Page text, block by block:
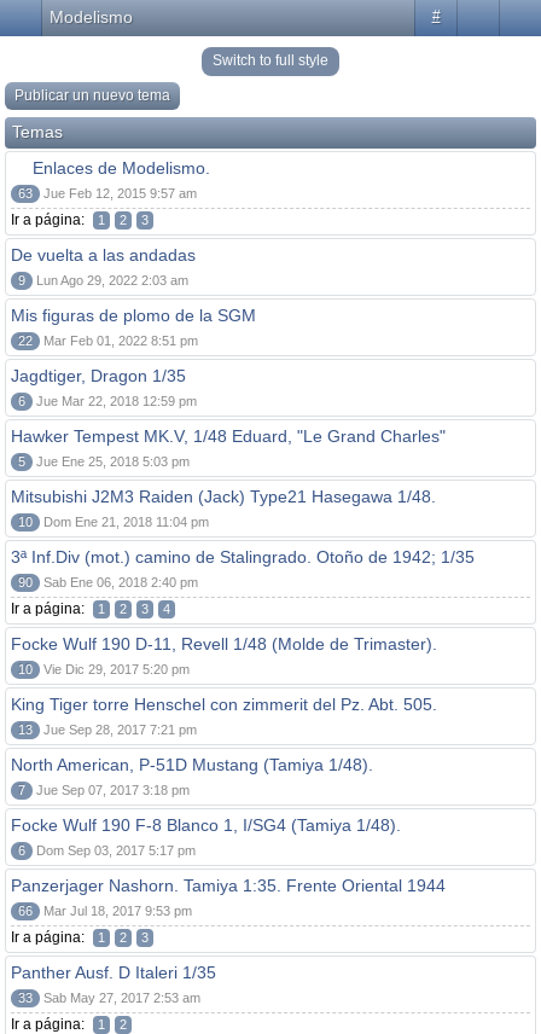
#
Modelismo
Switch to full style
Publicar un nuevo tema
Temas
Enlaces de Modelismo.
63 Jue Feb 12, 2015 9:57 am
Ir a página: 1 2 3
De vuelta a las andadas
9 Lun Ago 29, 2022 2:03 am
Mis figuras de plomo de la SGM
22 Mar Feb 01, 2022 8:51 pm
Jagdtiger, Dragon 1/35
6 Jue Mar 22, 2018 12:59 pm
Hawker Tempest MK.V, 1/48 Eduard, "Le Grand Charles"
5 Jue Ene 25, 2018 5:03 pm
Mitsubishi J2M3 Raiden (Jack) Type21 Hasegawa 1/48.
10 Dom Ene 21, 2018 11:04 pm
3ª Inf.Div (mot.) camino de Stalingrado. Otoño de 1942; 1/35
90 Sab Ene 06, 2018 2:40 pm
Ir a página: 1 2 3 4
Focke Wulf 190 D-11, Revell 1/48 (Molde de Trimaster).
10 Vie Dic 29, 2017 5:20 pm
King Tiger torre Henschel con zimmerit del Pz. Abt. 505.
13 Jue Sep 28, 2017 7:21 pm
North American, P-51D Mustang (Tamiya 1/48).
7 Jue Sep 07, 2017 3:18 pm
Focke Wulf 190 F-8 Blanco 1, I/SG4 (Tamiya 1/48).
6 Dom Sep 03, 2017 5:17 pm
Panzerjager Nashorn. Tamiya 1:35. Frente Oriental 1944
66 Mar Jul 18, 2017 9:53 pm
Ir a página: 1 2 3
Panther Ausf. D Italeri 1/35
33 Sab May 27, 2017 2:53 am
Ir a página: 1 2